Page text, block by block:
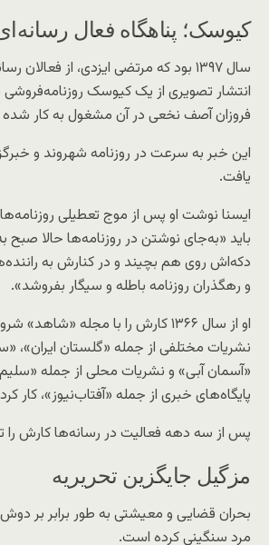
کیوسک؛ پناهگاه فعال
سال ۱۳۹۷ بود که مرتضی ایزدی، از فعالان
انتشار تصویری از یک کیوسک
فروزان آصف نخعی در آن مشغول به کار
این خبر به سرعت در روزنامه شهروند و
یافت.
ایسنا نوشت او پس از موج تعطیلی روزنامه‌ها
باید «به‌جای نوشتن در روزنامه‌ها حالا صبح
دکه‌اش روی هم بچیند و در کنارش به
و رهگذران روزنامه باطله و سیگار بفروشد».
او از سال ۱۳۶۶ کارش را با مجله
نشریات مختلفی از جمله «گلستان ایران»،‌
«آسمان آبی» و نشریات محلی از جمله
پایگاه‌های خبری از جمله «آفتاب‌نیوز»، کار
پس از سه دهه فعالیت در رسانه‌ها کارش را
مزگیل جایگزین تحریریه
بحران قضایی و معیشتی به طور برابر بر دوش
مرد سنگینی کرده است.